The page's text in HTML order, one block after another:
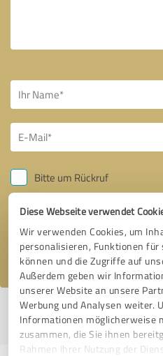
Diese Webseite verwendet
Wir verwenden Cookies, um
personalisieren, Funktionen für
können und die Zugriffe auf
Außerdem geben wir
unserer Website an unsere
Werbung und Analysen weiter.
Informationen möglicherweise
zusammen, die Sie ihnen
Rahmen Ihrer Nutzung der
Bitte um Rückruf
Nachricht
Ich stimme den
Profil aktiv seit 06.05.2023 |Letzte